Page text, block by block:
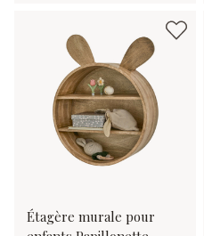
Étagère murale pour